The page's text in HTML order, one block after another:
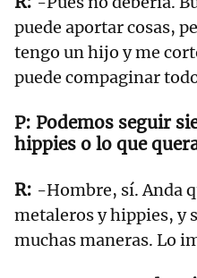
puede aportar cosas,
tengo un hijo y me
puede compaginar
Podemos seguir
hippies o lo que
-Hombre, sí. Anda
metaleros y hippies, y
muchas maneras. Lo